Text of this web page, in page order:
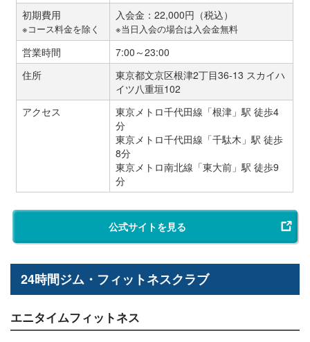
初期費用
※コース料金を除く
入会金：22,000円（税込）
※当日入会の場合は入会金無料
営業時間
7:00～23:00
住所
東京都文京区根津2丁目36-13 スカイハ
イツ八重垣102
アクセス
東京メトロ千代田線「根津」駅 徒歩4
分
東京メトロ千代田線「千駄木」駅 徒歩
8分
東京メトロ南北線「東大前」駅 徒歩9
分
公式サイトを見る
24時間ジム・フィットネスクラブ
エニタイムフィットネス